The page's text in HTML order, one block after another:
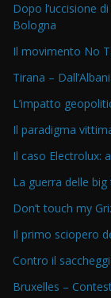
Dopo l’uccisione
Bologna
Il movimento No
Tirana –
L’impatto
Il paradigma
Il caso Electrolux:
La guerra delle big
Don’t touch my
Il primo sciopero
Contro il
Bruxelles –